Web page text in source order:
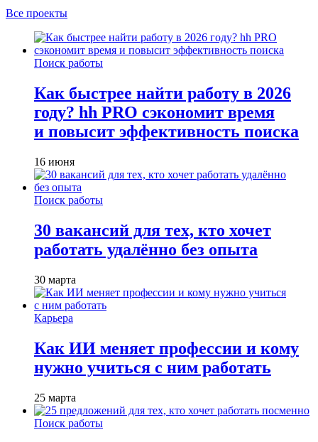
Все проекты
Поиск работы
Как быстрее найти работу в 2026
году? hh PRO сэкономит время
и повысит эффективность поиска
16 июня
Поиск работы
30 вакансий для тех, кто хочет
работать удалённо без опыта
30 марта
Карьера
Как ИИ меняет профессии и кому
нужно учиться с ним работать
25 марта
Поиск работы